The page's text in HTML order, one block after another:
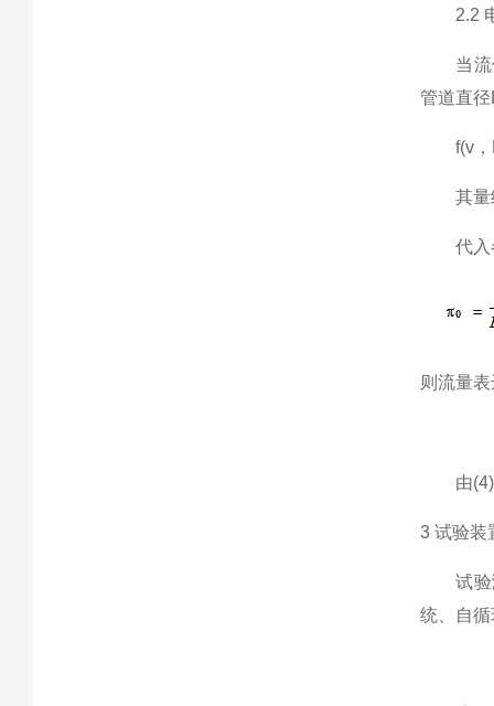
2.2 电
当流体
管道直
f(v，D
其量纲
代入
则流量
由(4)式
3 试验装
试验测
统、自